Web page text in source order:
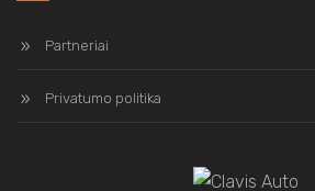
Partneriai
Privatumo politika